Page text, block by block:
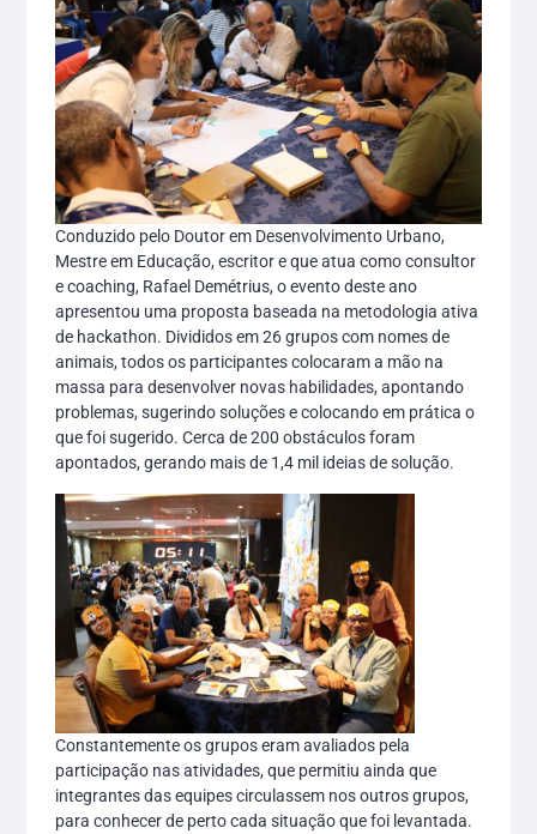
Conduzido pelo Doutor em Desenvolvimento Urbano,
Mestre em Educação, escritor e que atua como consultor
e coaching, Rafael Demétrius, o evento deste ano
apresentou uma proposta baseada na metodologia ativa
de hackathon. Divididos em 26 grupos com nomes de
animais, todos os participantes colocaram a mão na
massa para desenvolver novas habilidades, apontando
problemas, sugerindo soluções e colocando em prática o
que foi sugerido. Cerca de 200 obstáculos foram
apontados, gerando mais de 1,4 mil ideias de solução.
Constantemente os grupos eram avaliados pela
participação nas atividades, que permitiu ainda que
integrantes das equipes circulassem nos outros grupos,
para conhecer de perto cada situação que foi levantada.